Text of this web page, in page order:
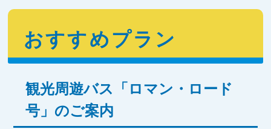
おすすめプラン
観光周遊バス「ロマン・ロード
号」のご案内